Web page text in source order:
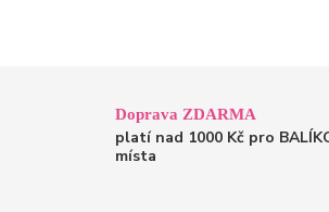
Doprava ZDARMA
platí nad 1000 Kč pro
místa